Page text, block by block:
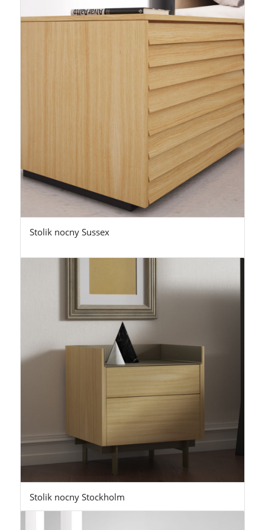
Stolik nocny Sussex
Stolik nocny Stockholm